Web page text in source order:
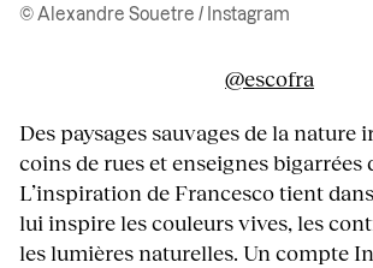
© Alexandre Souetre / Instagram
@escofra
Des paysages sauvages de la nature
coins de rues et enseignes bigarrées
L’inspiration de Francesco tient
lui inspire les couleurs vives, les
les lumières naturelles. Un compte